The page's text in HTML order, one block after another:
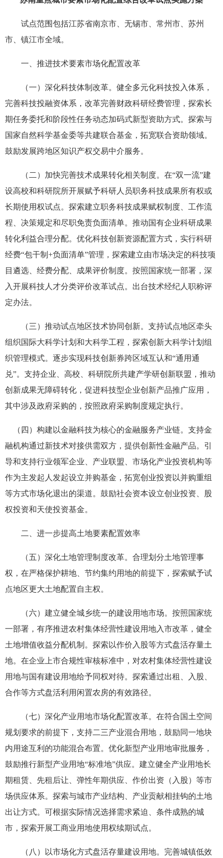
试点范围包括江苏省南京市、无锡市、常州市、苏州
市、镇江市全域。
一、推进技术要素市场化配置改革
（一）深化科技体制改革。健全多元化科技投入体系，
完善科技投融资体系，改革完善财政科研经费管理，探索长
期任务委托和阶段性任务动态加码式新型资助方式。探索与
国家自然科学基金委等共建联合基金，拓宽联合资助领域。
鼓励发展跨地区知识产权交易中介服务。
（二）加快完善技术成果转化相关制度。在“双一流”建
设高校和科研院所开展赋予科研人员职务科技成果所有权或
长期使用权试点。探索建立职务科技成果赋权制度、工作流
程、决策规定和尽职免责负面清单。推动国有企业科研成果
转化利益合理分配。优化科技创新资源配置方式，实行科研
经费“包干制+负面清单”管理，探索建立由市场决定的科技项
目遴选、经费分配、成果评价制度。按照国家统一部署，深
入开展科技人才分类评价改革试点。出台技术经纪人职称评
定办法。
（三）推动试点地区技术协同创新。支持试点地区牵头
组织国际大科学计划和大科学工程，探索创新大科学计划组
织管理模式。逐步实现科技创新券跨区域互认和“通用通
兑”。支持企业、高校、科研院所共建产学研创新联盟，推动
创新成果无障碍转化，促进科技型企业创新产品推广应用，
其中涉及政府采购的，按照政府采购制度规定执行。
（四）构建以金融科技为核心的金融服务产业链。支持金
融机构通过新技术对接供需双方，提供创新性金融产品。引
导和支持行业领军企业、产业联盟、市场化产业投资机构等
作为主发起人发起设立并购基金，拓宽创业投资以并购重组
等方式市场化退出的渠道。鼓励社会资本设立创业投资、股
权投资和天使投资基金。
二、进一步提高土地要素配置效率
（五）深化土地管理制度改革。合理划分土地管理事
权，在严格保护耕地、节约集约用地的前提下，探索赋予试
点地区更大土地配置自主权。
（六）建立健全城乡统一的建设用地市场。按照国家统
一部署，有序推进农村集体经营性建设用地入市改革，健全
土地增值收益分配机制。探索以作价入股等方式盘活存量土
地。在企业上市合规性审核标准中，对农村集体经营性建设
用地与国有建设用地给予同权对待。探索通过出租、入股、
合作等方式盘活利用闲置农房的有效路径。
（七）深化产业用地市场化配置改革。在符合国土空间
规划要求的前提下，支持二三产业混合用地，鼓励同一地块
内用途互利的功能混合布置。优化新型产业用地审批服务，
鼓励推行新型产业用地“标准地”供应。建立健全产业用地长
期租赁、先租后让、弹性年期供应、作价出资（入股）等市
场供应体系。探索与城市产业结构、产业贡献相挂钩的土地
出让方式。可根据实际情况选择需求紧迫、条件成熟的城
市，探索开展工商业用地使用权续期试点。
（八）以市场化方式盘活存量建设用地。完善城镇低效